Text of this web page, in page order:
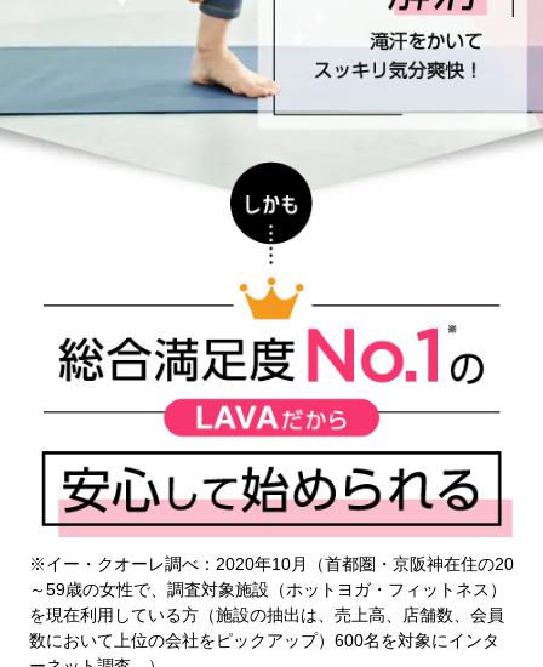
※イー・クオーレ調べ：2020年10月（首都圏・京阪神在住の20
～59歳の女性で、調査対象施設（ホットヨガ・フィットネス）
を現在利用している方（施設の抽出は、売上高、店舗数、会員
数において上位の会社をピックアップ）600名を対象にインタ